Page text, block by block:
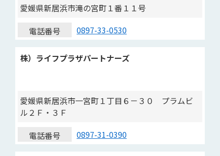
愛媛県新居浜市滝の宮町１番１１号
電話番号
0897-33-0530
株）ライフプラザパートナーズ
愛媛県新居浜市一宮町１丁目６－３０ プラムビ
ル２Ｆ・３Ｆ
電話番号
0897-31-0390